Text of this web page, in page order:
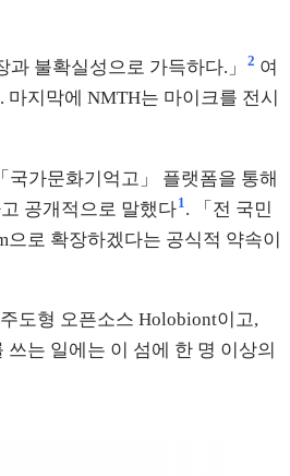
불확실성으로 가득하다.」 2 여
지막에 NMTH는 마이크를 전시
국가문화기억고」 플랫폼을 통해
공개적으로 말했다1. 「전 국민
로 확장하겠다는 공식적 약속이
도형 오픈소스 Holobiont이고,
는 일에는 이 섬에 한 명 이상의